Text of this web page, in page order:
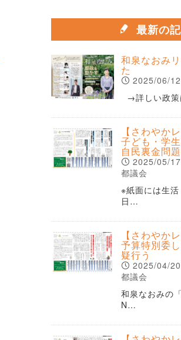
最新の
和泉なおみ
た
2025/06/12
→詳しい政
【さわやか
子ども・学
自民裏金問題
2025/05/17
都議会
※紙面には生
日…
【さわやか
予算特別委
疑行う
2025/04/20
都議会
和泉なおみの
N…